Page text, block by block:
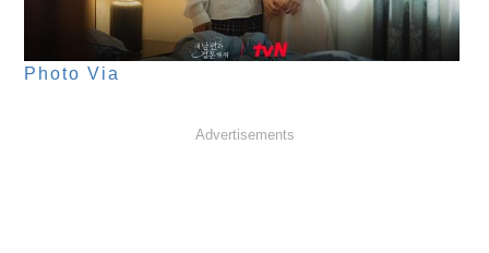
Photo Via
Advertisements